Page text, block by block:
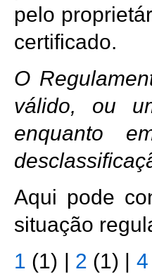
pelo
certificado.
O
válido, ou
enquanto
Aqui pode
situação
1 (1) | 2 (1) | 4